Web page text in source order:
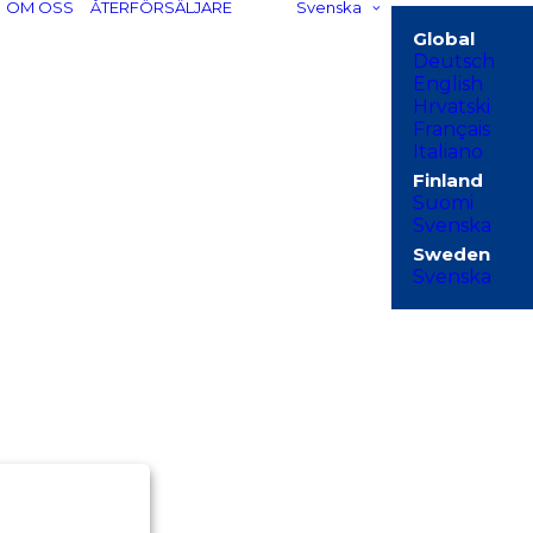
OM OSS ÅTERFÖRSÄLJARE Svenska
Deutsch
English
Hrvatski
Français
Italiano
Suomi
Svenska
Svenska